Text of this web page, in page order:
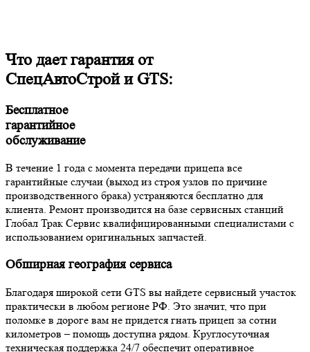
Что дает гарантия от
СпецАвтоСтрой и GTS:
Бесплатное
гарантийное
обслуживание
В течение 1 года с момента передачи прицепа все
гарантийные случаи (выход из строя узлов по причине
производственного брака) устраняются бесплатно для
клиента. Ремонт производится на базе сервисных станций
Глобал Трак Сервис квалифицированными специалистами с
использованием оригинальных запчастей.
Обширная география сервиса
Благодаря широкой сети GTS вы найдете сервисный участок
практически в любом регионе РФ. Это значит, что при
поломке в дороге вам не придется гнать прицеп за сотни
километров – помощь доступна рядом. Круглосуточная
техническая поддержка 24/7 обеспечит оперативное